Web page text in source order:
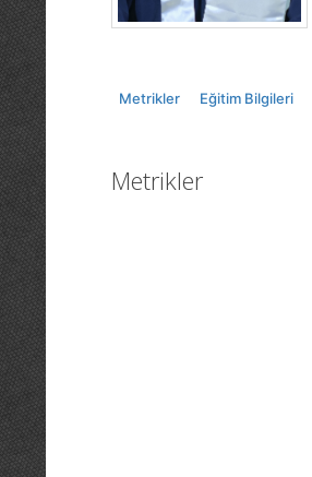
Metrikler Eğitim Bilgileri
Metrikler